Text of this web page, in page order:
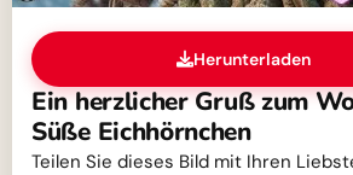
Herunterladen
Ein herzlicher Gruß zum
Süße Eichhörnchen
Teilen Sie dieses Bild mit Ihren